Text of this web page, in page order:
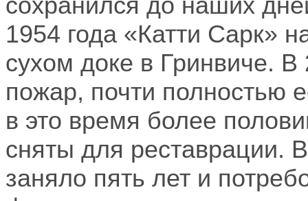
сохранился до наших
1954 года «Катти Сарк»
сухом доке в Гринвиче. В
пожар, почти полностью
в это время более
сняты для реставрации.
заняло пять лет и